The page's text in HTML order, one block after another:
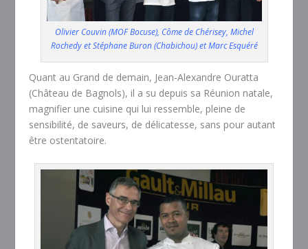
Olivier Couvin (MOF Bocuse), Côme de Chérisey, Michel
Rochedy et Stéphane Buron (Chabichou) et Marc Esquéré
Quant au Grand de demain, Jean-Alexandre Ouratta
(Château de Bagnols), il a su depuis sa Réunion natale,
magnifier une cuisine qui lui ressemble, pleine de
sensibilité, de saveurs, de délicatesse, sans pour autant
être ostentatoire.